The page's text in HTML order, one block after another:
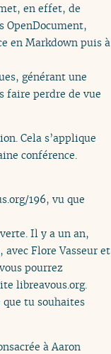
en effet, de
OpenDocument,
en Markdown puis à
générant une
faire perdre de vue
Cela s’applique
conférence.
196, vu que
Il y a un an,
Flore Vasseur et
pourrez
libreavous.org.
tu souhaites
à Aaron